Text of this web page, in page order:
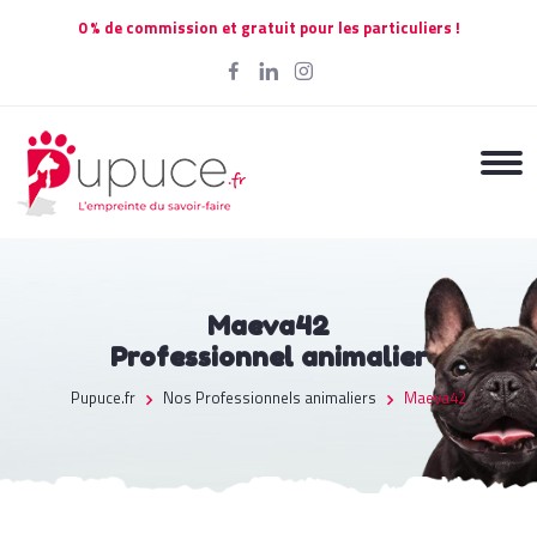
0 % de commission et gratuit pour les particuliers !
Maeva42
Professionnel animalier
Pupuce.fr Nos Professionnels animaliers Maeva42